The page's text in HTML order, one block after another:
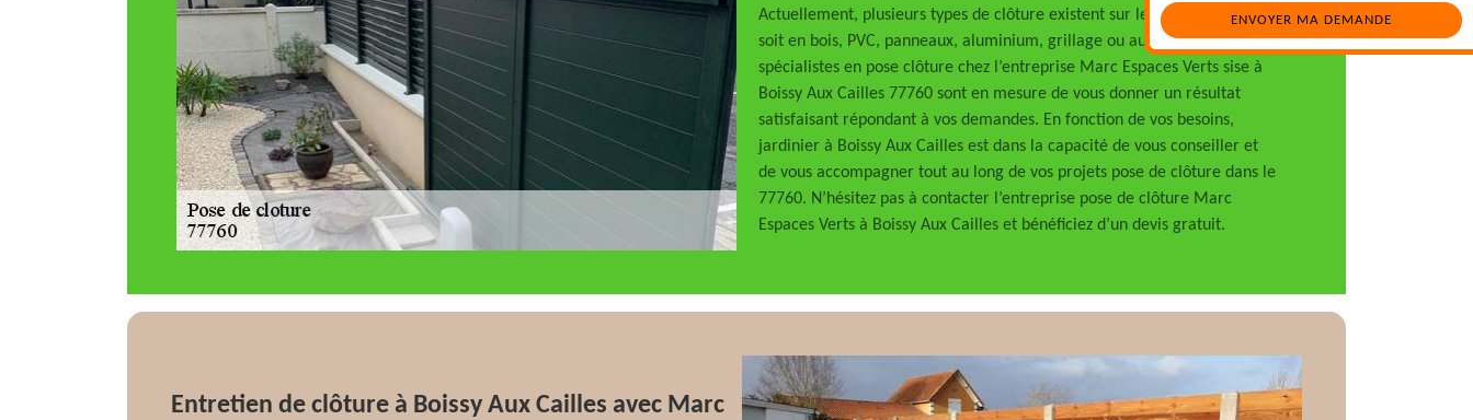
Actuellement, plusieurs types de clôture existent sur le marché. Que ce
soit en bois, PVC, panneaux, aluminium, grillage ou autres, les
spécialistes en pose clôture chez l’entreprise Marc Espaces Verts sise à
Boissy Aux Cailles 77760 sont en mesure de vous donner un résultat
satisfaisant répondant à vos demandes. En fonction de vos besoins,
jardinier à Boissy Aux Cailles est dans la capacité de vous conseiller et
de vous accompagner tout au long de vos projets pose de clôture dans le
77760. N’hésitez pas à contacter l’entreprise pose de clôture Marc
Espaces Verts à Boissy Aux Cailles et bénéficiez d’un devis gratuit.
Entretien de clôture à Boissy Aux Cailles avec Marc